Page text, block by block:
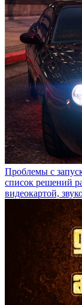
Проблемы с
список решений
видеокартой,